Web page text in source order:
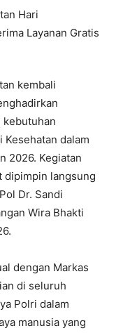
Hari
Layanan Gratis
kembali
kebutuhan
Kesehatan dalam
2026. Kegiatan
dipimpin langsung
Dr. Sandi
Wira Bhakti
dengan Markas
di seluruh
Polri dalam
manusia yang